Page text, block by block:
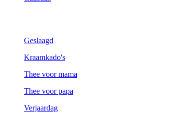
Geslaagd
Kraamkado's
Thee voor mama
Thee voor papa
Verjaardag